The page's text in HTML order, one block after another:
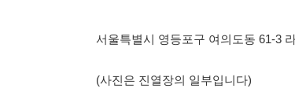
서울특별시 영등포구 여의도동 61-3
(사진은 진열장의 일부입니다)